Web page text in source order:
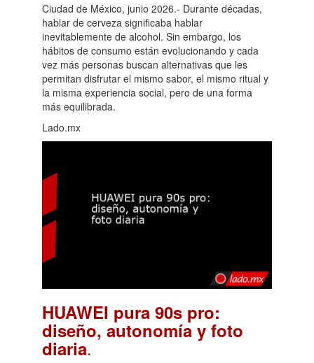
Ciudad de México, junio 2026.- Durante décadas,
hablar de cerveza significaba hablar
inevitablemente de alcohol. Sin embargo, los
hábitos de consumo están evolucionando y cada
vez más personas buscan alternativas que les
permitan disfrutar el mismo sabor, el mismo ritual y
la misma experiencia social, pero de una forma
más equilibrada.
Lado.mx
HUAWEI pura 90s pro:
diseño, autonomía y foto
diaria.